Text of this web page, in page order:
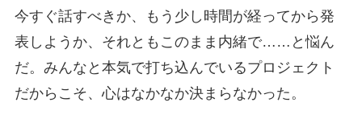
今すぐ話すべきか、もう少し時間が経ってから発
表しようか、それともこのまま内緒で……と悩ん
だ。みんなと本気で打ち込んでいるプロジェクト
だからこそ、心はなかなか決まらなかった。